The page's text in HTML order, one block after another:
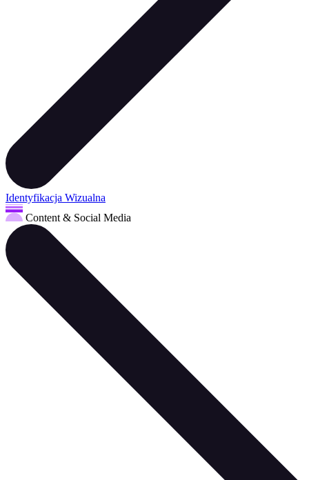
Identyfikacja Wizualna
Content & Social Media